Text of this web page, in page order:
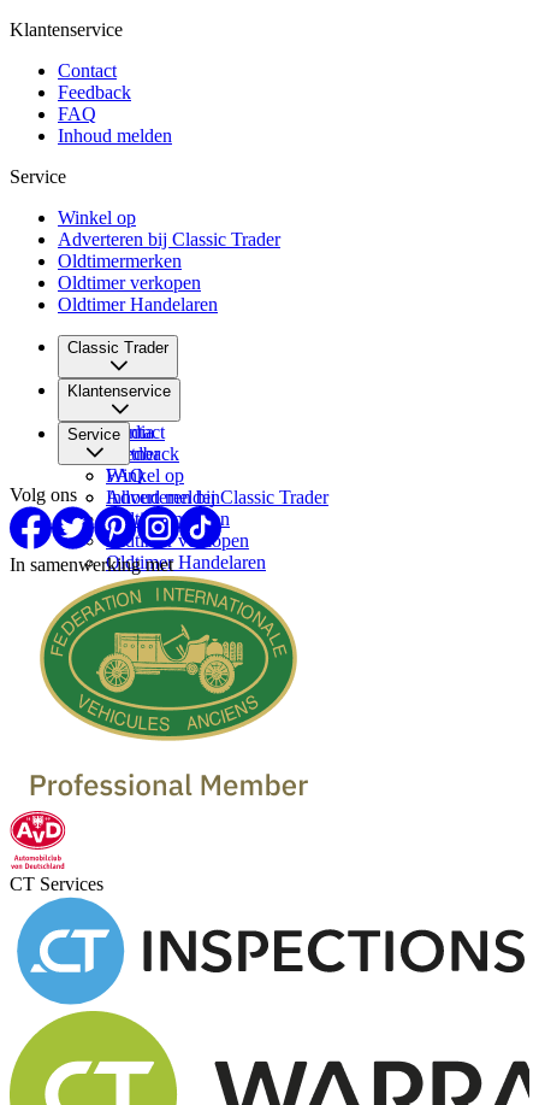
Klantenservice
Contact
Feedback
FAQ
Inhoud melden
Service
Winkel op
Adverteren bij Classic Trader
Oldtimermerken
Oldtimer verkopen
Oldtimer Handelaren
Classic Trader
Over ons
Vacatures
Media
Partner
Klantenservice
Contact
Feedback
FAQ
Inhoud melden
Service
Winkel op
Adverteren bij Classic Trader
Oldtimermerken
Oldtimer verkopen
Oldtimer Handelaren
Volg ons
In samenwerking met
CT Services